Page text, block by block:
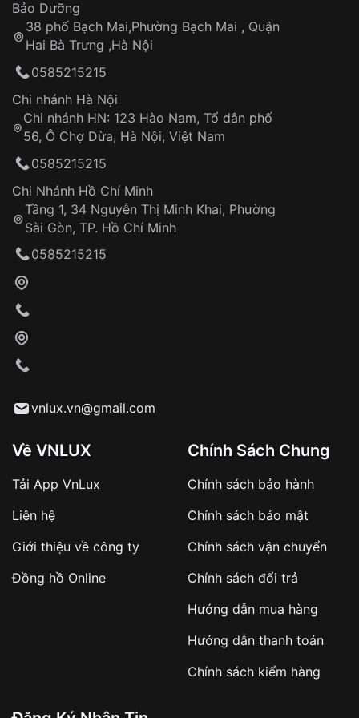
Thời gian tính từ khi xác nhận đơn hàng thành
công
Hotline: 0585 215 215
Từ khóa SEO:
Khách hàng kiểm tra và thanh toán trực tiếp
Từ khóa SEO:
sản phẩm đặc biệt
hàng
Số tiền còn lại thanh toán khi nhận hàng hoặc
✔️ Đảm bảo xử lý đơn hàng nhanh chóng
✔️ Hạn chế tình trạng hủy đơn không mong
Sản phẩm đã bị:
Tự ý sửa chữa
thống VNLUX
Đảm bảo quyền lợi khách hàng
Đồng hành cùng khách hàng trong suốt quá
trình sử dụng
Bảo Dưỡng
38 phố Bạch Mai,Phường Bạch Mai , Quận
Hai Bà Trưng ,Hà Nội
0585215215
Chi nhánh Hà Nội
Chi nhánh HN: 123 Hào Nam, Tổ dân phố
56, Ô Chợ Dừa, Hà Nội, Việt Nam
0585215215
Chi Nhánh Hồ Chí Minh
Tầng 1, 34 Nguyễn Thị Minh Khai, Phường
Sài Gòn, TP. Hồ Chí Minh
0585215215
vnlux.vn@gmail.com
Về VNLUX
Tải App VnLux
Liên hệ
Giới thiệu về công ty
Đồng hồ Online
Chính Sách Chung
Chính sách bảo hành
Chính sách bảo mật
Chính sách vận chuyển
Chính sách đổi trả
Hướng dẫn mua hàng
Hướng dẫn thanh toán
Chính sách kiểm hàng